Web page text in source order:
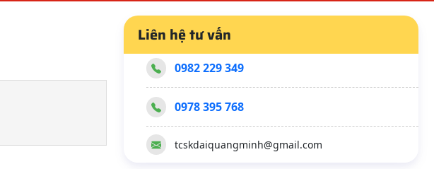
Liên hệ tư vấn
0982 229 349
0978 395 768
tcskdaiquangminh@gmail.com